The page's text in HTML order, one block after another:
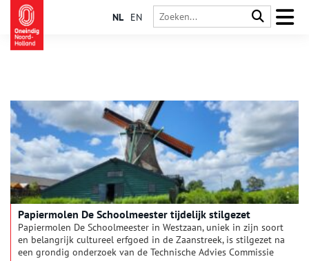
NL EN
Papiermolen De Schoolmeester tijdelijk stilgezet
Papiermolen De Schoolmeester in Westzaan, uniek in zijn soort
en belangrijk cultureel erfgoed in de Zaanstreek, is stilgezet na
een grondig onderzoek van de Technische Advies Commissie